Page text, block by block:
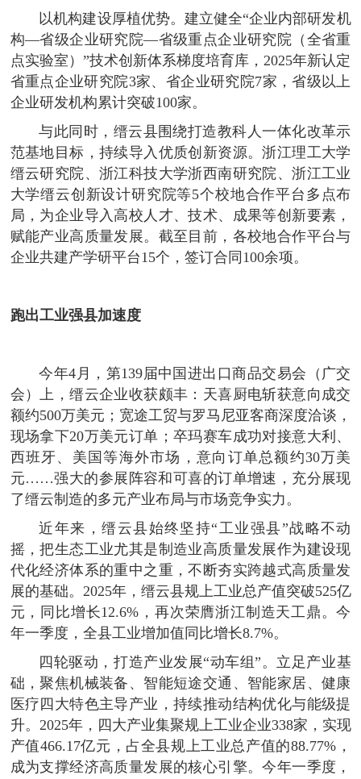
以机构建设厚植优势。建立健全“企业内部研发机
构—省级企业研究院—省级重点企业研究院（全省重
点实验室）”技术创新体系梯度培育库，2025年新认定
省重点企业研究院3家、省企业研究院7家，省级以上
企业研发机构累计突破100家。
与此同时，缙云县围绕打造教科人一体化改革示
范基地目标，持续导入优质创新资源。浙江理工大学
缙云研究院、浙江科技大学浙西南研究院、浙江工业
大学缙云创新设计研究院等5个校地合作平台多点布
局，为企业导入高校人才、技术、成果等创新要素，
赋能产业高质量发展。截至目前，各校地合作平台与
企业共建产学研平台15个，签订合同100余项。
跑出工业强县加速度
今年4月，第139届中国进出口商品交易会（广交
会）上，缙云企业收获颇丰：天喜厨电斩获意向成交
额约500万美元；宽途工贸与罗马尼亚客商深度洽谈，
现场拿下20万美元订单；卒玛赛车成功对接意大利、
西班牙、美国等海外市场，意向订单总额约30万美
元……强大的参展阵容和可喜的订单增速，充分展现
了缙云制造的多元产业布局与市场竞争实力。
近年来，缙云县始终坚持“工业强县”战略不动
摇，把生态工业尤其是制造业高质量发展作为建设现
代化经济体系的重中之重，不断夯实跨越式高质量发
展的基础。2025年，缙云县规上工业总产值突破525亿
元，同比增长12.6%，再次荣膺浙江制造天工鼎。今
年一季度，全县工业增加值同比增长8.7%。
四轮驱动，打造产业发展“动车组”。立足产业基
础，聚焦机械装备、智能短途交通、智能家居、健康
医疗四大特色主导产业，持续推动结构优化与能级提
升。2025年，四大产业集聚规上工业企业338家，实现
产值466.17亿元，占全县规上工业总产值的88.77%，
成为支撑经济高质量发展的核心引擎。今年一季度，